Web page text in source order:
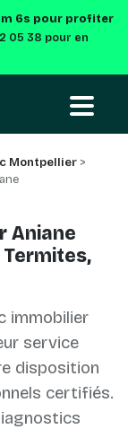
6s pour profiter
05 38 pour en
Montpellier>
Aniane
Termites,
immobilier
service
disposition
certifiés.